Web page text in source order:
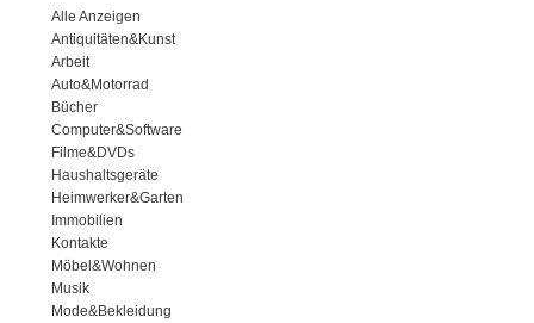
Alle Anzeigen
Antiquitäten&Kunst
Arbeit
Auto&Motorrad
Bücher
Computer&Software
Filme&DVDs
Haushaltsgeräte
Heimwerker&Garten
Immobilien
Kontakte
Möbel&Wohnen
Musik
Mode&Bekleidung